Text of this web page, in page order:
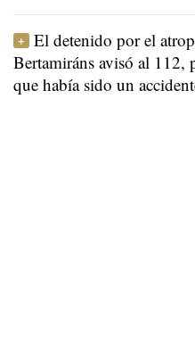
El detenido por el
Bertamiráns avisó al 112,
que había sido un